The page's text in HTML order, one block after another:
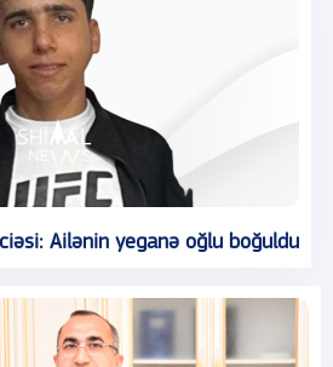
Ailənin yeganə oğlu boğuldu